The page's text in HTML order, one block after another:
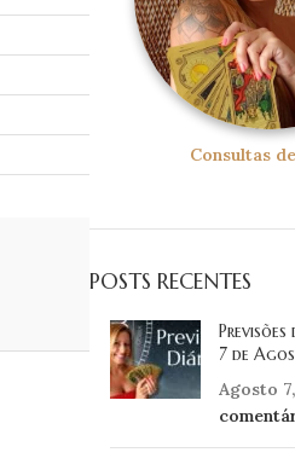
Consultas
POSTS RECENTES
7 de
Agosto